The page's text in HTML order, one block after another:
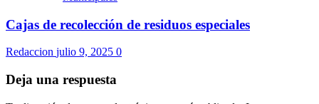
Cajas de recolección de residuos especiales
Redaccion julio 9, 2025 0
Deja una respuesta